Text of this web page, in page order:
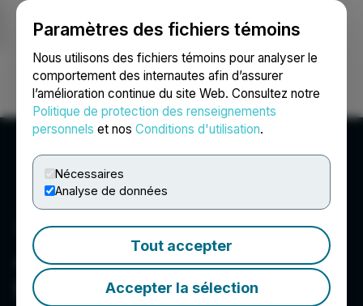
Paramètres des fichiers témoins
Nous utilisons des fichiers témoins pour analyser le
comportement des internautes afin d’assurer
l’amélioration continue du site Web. Consultez notre
Politique de protection des renseignements
personnels et nos Conditions d'utilisation.
Nécessaires
Analyse de données
Tout accepter
Accepter la sélection
Ouvrir une session Recherche English
4Sure Technology
Solutions Inc.